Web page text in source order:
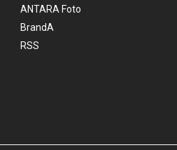
ANTARA Foto
BrandA
RSS